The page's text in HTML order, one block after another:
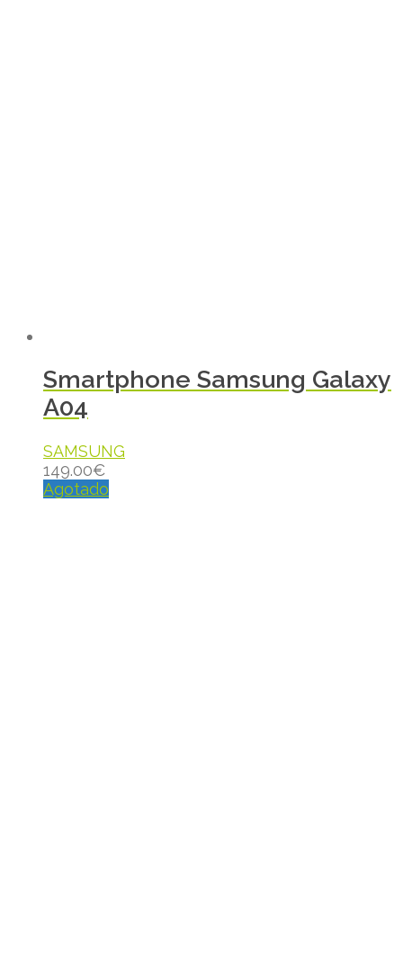
Smartphone Samsung Galaxy
A04
SAMSUNG
149.00€
Agotado